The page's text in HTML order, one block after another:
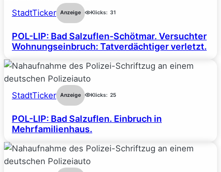
StadtTicker Anzeige Klicks: 31
POL-LIP: Bad Salzuflen-Schötmar. Versuchter
Wohnungseinbruch: Tatverdächtiger verletzt.
StadtTicker Anzeige Klicks: 25
POL-LIP: Bad Salzuflen. Einbruch in
Mehrfamilienhaus.